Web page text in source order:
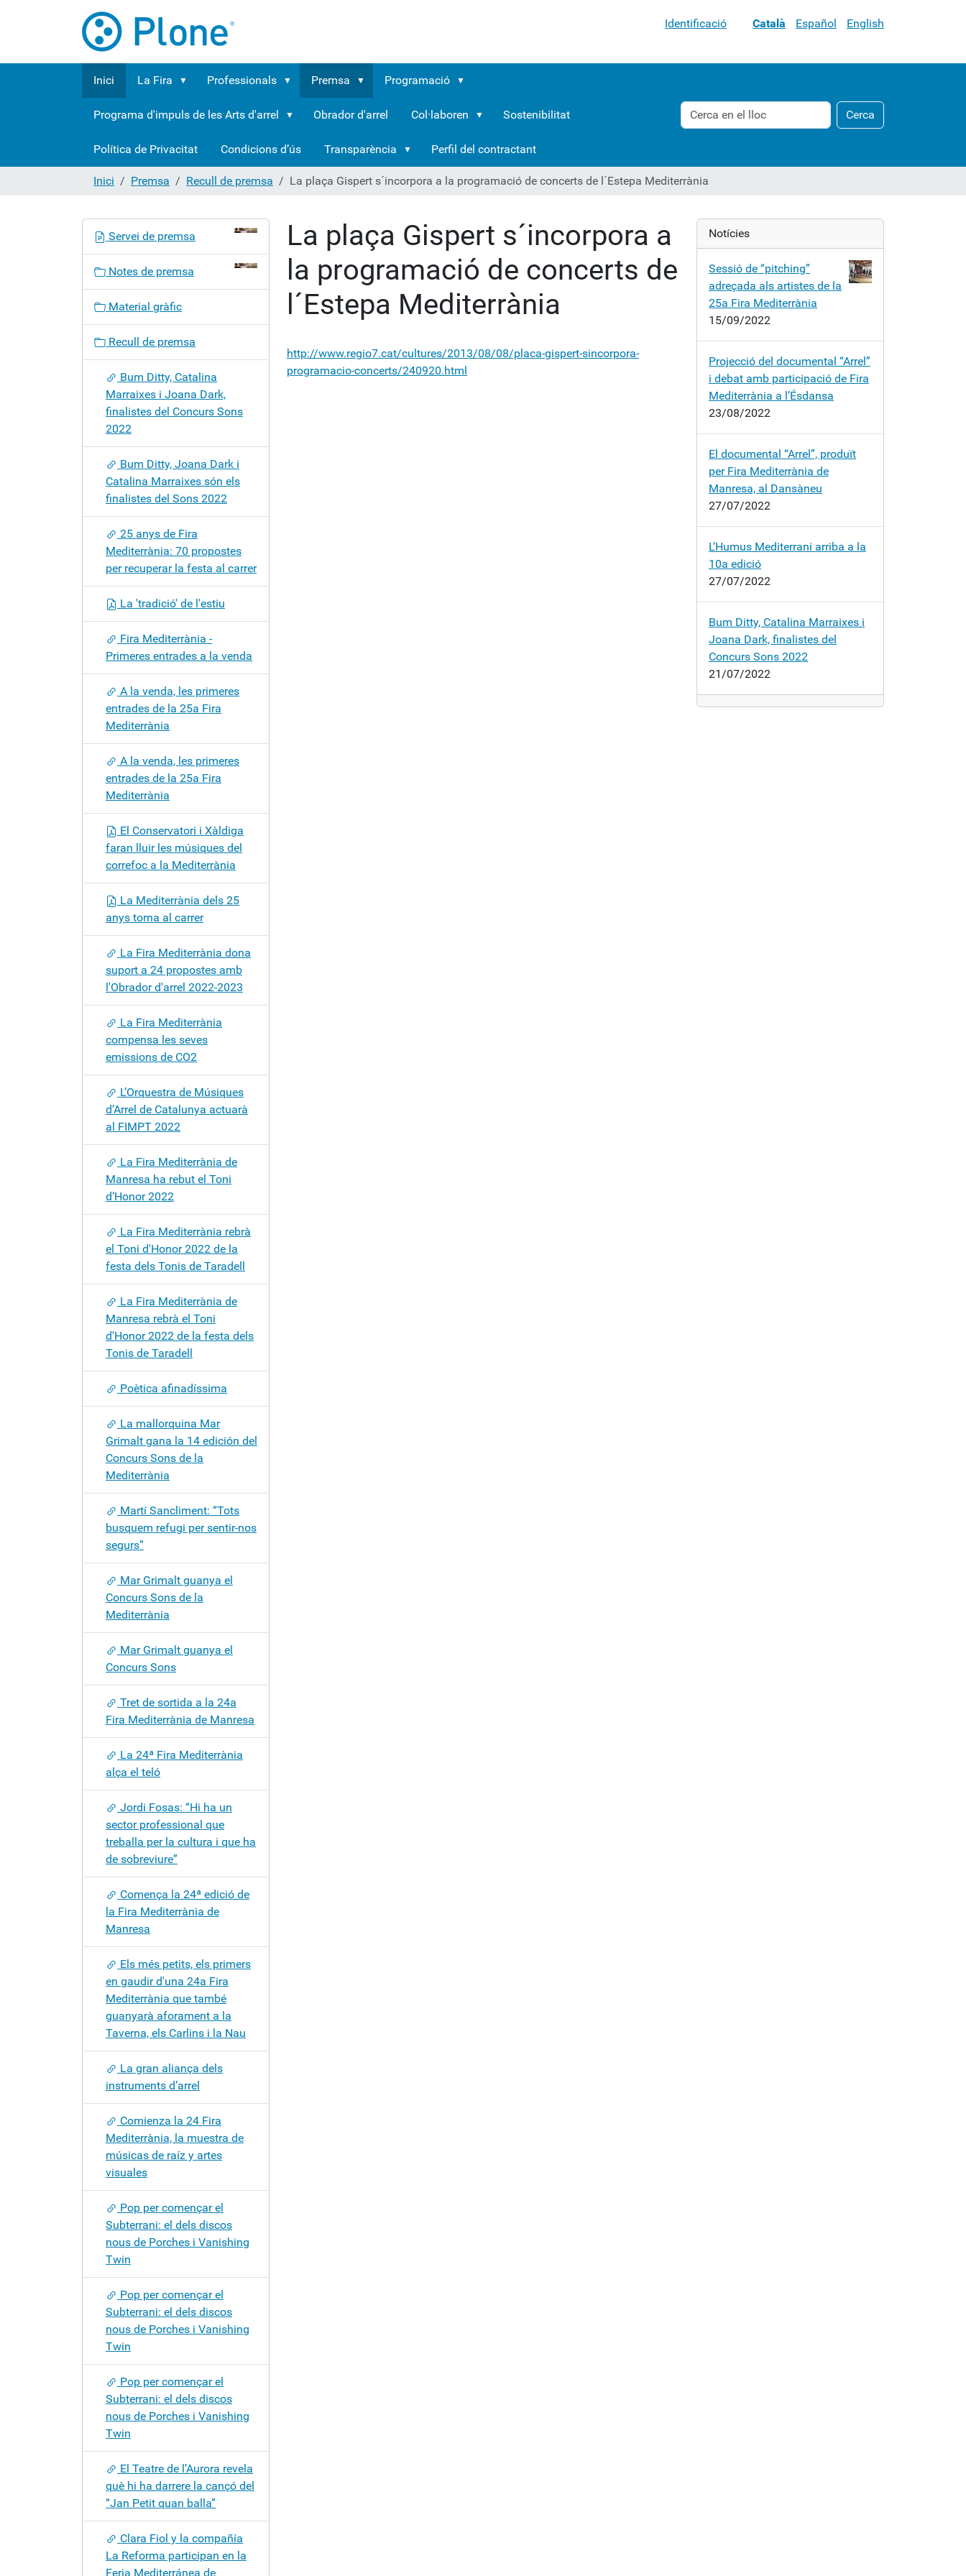
Identificació Català Español English
Inici La Fira Professionals Premsa Programació
Programa d'impuls de les Arts d'arrel Obrador d'arrel Col·laboren Sostenibilitat
Política de Privacitat Condicions d’ús Transparència Perfil del contractant
Cerca Cerca
Cerca
avançada…
Inici Premsa Recull de premsa La plaça Gispert s´incorpora a la programació de concerts de l´Estepa Mediterrània
La plaça Gispert s´incorpora a
la programació de concerts de
l´Estepa Mediterrània
http://www.regio7.cat/cultures/2013/08/08/placa-gispert-sincorpora-
programacio-concerts/240920.html
ó
Servei de premsa
Notes de premsa
Material gràfic
Recull de premsa
Bum Ditty, Catalina
Marraixes i Joana Dark,
finalistes del Concurs Sons
2022
Bum Ditty, Joana Dark i
Catalina Marraixes són els
finalistes del Sons 2022
25 anys de Fira
Mediterrània: 70 propostes
per recuperar la festa al carrer
La 'tradició' de l'estiu
Fira Mediterrània -
Primeres entrades a la venda
A la venda, les primeres
entrades de la 25a Fira
Mediterrània
A la venda, les primeres
entrades de la 25a Fira
Mediterrània
El Conservatori i Xàldiga
faran lluir les músiques del
correfoc a la Mediterrània
La Mediterrània dels 25
anys torna al carrer
La Fira Mediterrània dona
suport a 24 propostes amb
l'Obrador d'arrel 2022-2023
La Fira Mediterrània
compensa les seves
emissions de CO2
L’Orquestra de Músiques
d’Arrel de Catalunya actuarà
al FIMPT 2022
La Fira Mediterrània de
Manresa ha rebut el Toni
d’Honor 2022
La Fira Mediterrània rebrà
el Toni d'Honor 2022 de la
festa dels Tonis de Taradell
La Fira Mediterrània de
Manresa rebrà el Toni
d'Honor 2022 de la festa dels
Tonis de Taradell
Poètica afinadíssima
La mallorquina Mar
Grimalt gana la 14 edición del
Concurs Sons de la
Mediterrània
Martí Sancliment: “Tots
busquem refugi per sentir-nos
segurs”
Mar Grimalt guanya el
Concurs Sons de la
Mediterrània
Mar Grimalt guanya el
Concurs Sons
Tret de sortida a la 24a
Fira Mediterrània de Manresa
La 24ª Fira Mediterrània
alça el teló
Jordi Fosas: “Hi ha un
sector professional que
treballa per la cultura i que ha
de sobreviure”
Comença la 24ª edició de
la Fira Mediterrània de
Manresa
Els més petits, els primers
en gaudir d'una 24a Fira
Mediterrània que també
guanyarà aforament a la
Taverna, els Carlins i la Nau
La gran aliança dels
instruments d’arrel
Comienza la 24 Fira
Mediterrània, la muestra de
músicas de raíz y artes
visuales
Pop per començar el
Subterrani: el dels discos
nous de Porches i Vanishing
Twin
Pop per començar el
Subterrani: el dels discos
nous de Porches i Vanishing
Twin
Pop per començar el
Subterrani: el dels discos
nous de Porches i Vanishing
Twin
El Teatre de l’Aurora revela
què hi ha darrere la cançó del
“Jan Petit quan balla”
Clara Fiol y la compañía
La Reforma participan en la
Feria Mediterránea de
Notícies
Sessió de “pitching”
adreçada als artistes de la
25a Fira Mediterrània
15/09/2022
Projecció del documental “Arrel”
i debat amb participació de Fira
Mediterrània a l’Ésdansa
23/08/2022
El documental “Arrel”, produït
per Fira Mediterrània de
Manresa, al Dansàneu
27/07/2022
L’Humus Mediterrani arriba a la
10a edició
27/07/2022
Bum Ditty, Catalina Marraixes i
Joana Dark, finalistes del
Concurs Sons 2022
21/07/2022